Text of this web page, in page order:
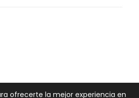
ofrecerte la mejor experiencia en